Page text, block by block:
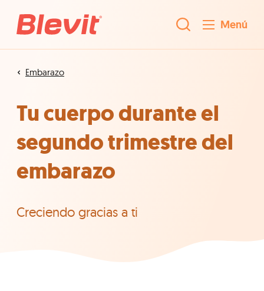
Menú
Embarazo
Tu cuerpo durante el
segundo trimestre del
embarazo
Creciendo gracias a ti